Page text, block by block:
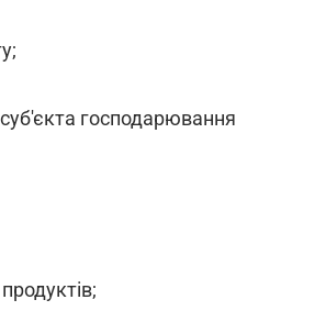
суб'єкта господарювання